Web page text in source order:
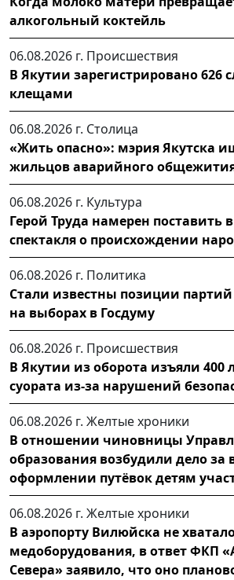
алкогольный коктейль
06.08.2026 г. Происшествия
В Якутии зарегистрировано 626
клещами
06.08.2026 г. Столица
«Жить опасно»: мэрия Якутска
жильцов аварийного
06.08.2026 г. Культура
Герой Труда намерен поставить
спектакля о происхождении
06.08.2026 г. Политика
Стали известны позиции
на выборах в Госдуму
06.08.2026 г. Происшествия
В Якутии из оборота изъяли 400
суората из-за нарушений
06.08.2026 г. Желтые хроники
В отношении чиновницы
образования возбудили дело за
оформлении путёвок детям
06.08.2026 г. Желтые хроники
В аэропорту Вилюйска не
медоборудования, в ответ ФКП
Севера» заявило, что оно